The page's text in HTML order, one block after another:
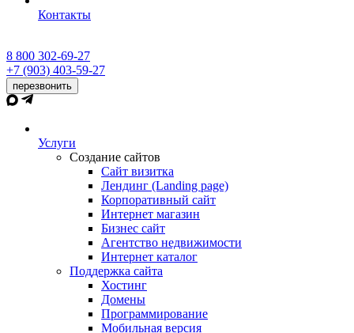
Контакты
8 800 302-69-27
+7 (903) 403-59-27
перезвонить
Услуги
Создание сайтов
Сайт визитка
Лендинг (Landing page)
Корпоративный сайт
Интернет магазин
Бизнес сайт
Агентство недвижимости
Интернет каталог
Поддержка сайта
Хостинг
Домены
Программирование
Мобильная версия